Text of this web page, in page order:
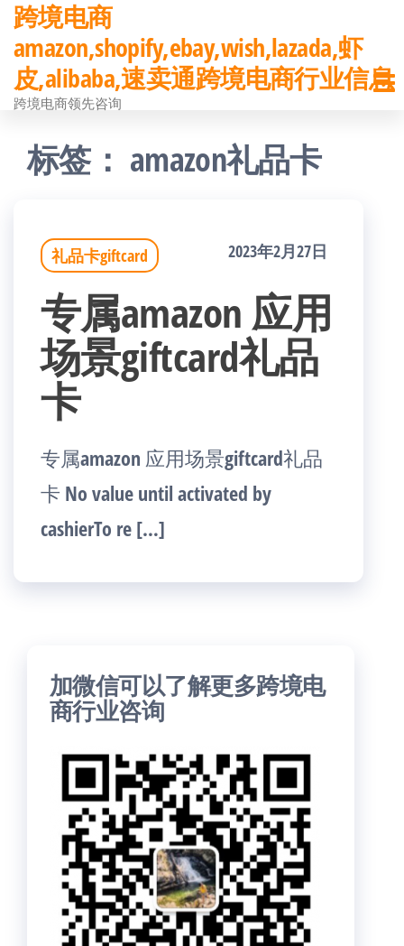
前
往
内
跨境电商
amazon,shopify,ebay,wish,lazada,虾
皮,alibaba,速卖通跨境电商行业信息
跨境电商领先咨询
标签： amazon礼品卡
礼品卡giftcard 2023年2月27日
专属amazon 应用
场景giftcard礼品
卡
专属amazon 应用场景giftcard礼品
卡 No value until activated by
cashierTo re […]
加微信可以了解更多跨境电
商行业咨询